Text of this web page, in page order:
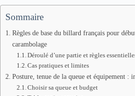
Sommaire
Règles de base du billard français pour
carambolage
Déroulé d’une partie et règles
Cas pratiques et limites
Posture, tenue de la queue et équipement :
Choisir sa queue et budget